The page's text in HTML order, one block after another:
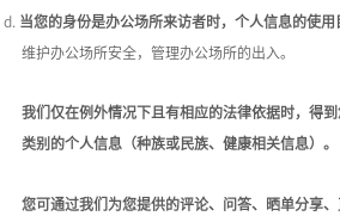
d. 当您的身份是办公场所来访者时，个人信息的使用
维护办公场所安全，管理办公场所的出入。
我们仅在例外情况下且有相应的法律依据时，得
类别的个人信息（种族或民族、健康相关信息）。
您可通过我们为您提供的评论、问答、晒单分享